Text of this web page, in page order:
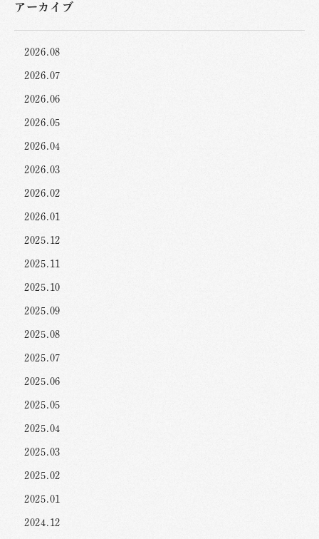
アーカイブ
2026.08
2026.07
2026.06
2026.05
2026.04
2026.03
2026.02
2026.01
2025.12
2025.11
2025.10
2025.09
2025.08
2025.07
2025.06
2025.05
2025.04
2025.03
2025.02
2025.01
2024.12